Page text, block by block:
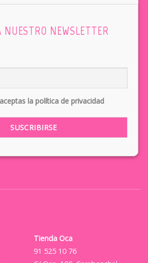
NUESTRO NEWSLETTER
la política de privacidad
Tienda Oca
91 525 10 76